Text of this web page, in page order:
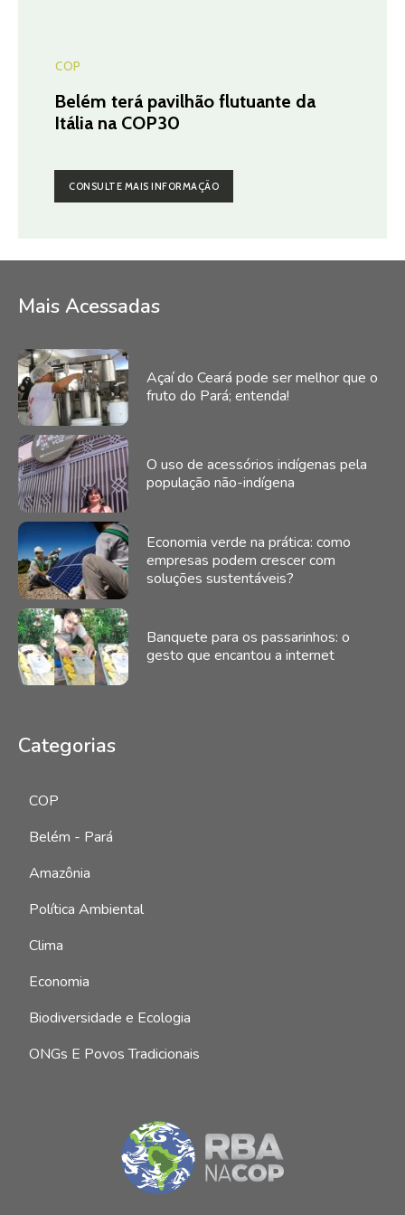
COP
Belém terá pavilhão flutuante da
Itália na COP30
CONSULTE MAIS INFORMAÇÃO
Mais Acessadas
Açaí do Ceará pode ser melhor que o
fruto do Pará; entenda!
O uso de acessórios indígenas pela
população não-indígena
Economia verde na prática: como
empresas podem crescer com
soluções sustentáveis?
Banquete para os passarinhos: o
gesto que encantou a internet
Categorias
COP
Belém - Pará
Amazônia
Política Ambiental
Clima
Economia
Biodiversidade e Ecologia
ONGs E Povos Tradicionais